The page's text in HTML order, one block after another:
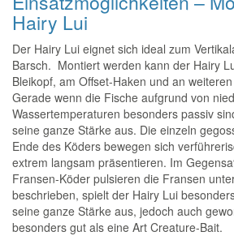
Hairy Lui
Der Hairy Lui eignet sich ideal zum
Barsch. Montiert werden kann der Hairy
Bleikopf, am Offset-Haken und an
Gerade wenn die Fische aufgrund von
Wassertemperaturen besonders passiv
seine ganze Stärke aus. Die einzeln
Ende des Köders bewegen sich
extrem langsam präsentieren. Im
Fransen-Köder pulsieren die Fransen
beschrieben, spielt der Hairy Lui
seine ganze Stärke aus, jedoch auch
besonders gut als eine Art Creature-Bait.